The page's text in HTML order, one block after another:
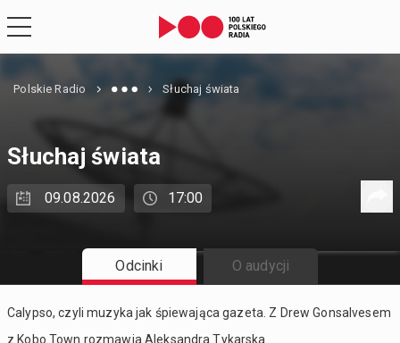
Polskie Radio Słuchaj świata
Słuchaj świata
09.08.2026 17:00
Odcinki O audycji
Calypso, czyli muzyka jak śpiewająca gazeta. Z Drew Gonsalvesem
z Kobo Town rozmawia Aleksandra Tykarska